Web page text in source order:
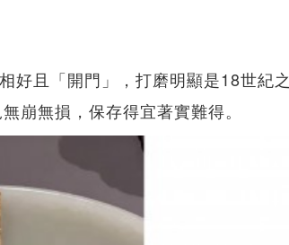
好且「開門」，打磨明顯是18世紀之
崩無損，保存得宜著實難得。